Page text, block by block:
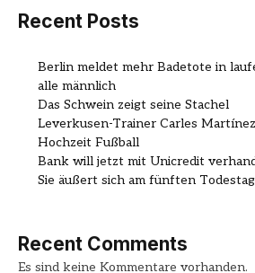
Recent Posts
Berlin meldet mehr Badetote in
alle männlich
Das Schwein zeigt seine Stachel
Leverkusen-Trainer Carles
Hochzeit Fußball
Bank will jetzt mit Unicredit
Sie äußert sich am fünften
Recent Comments
Es sind keine Kommentare vorhanden.